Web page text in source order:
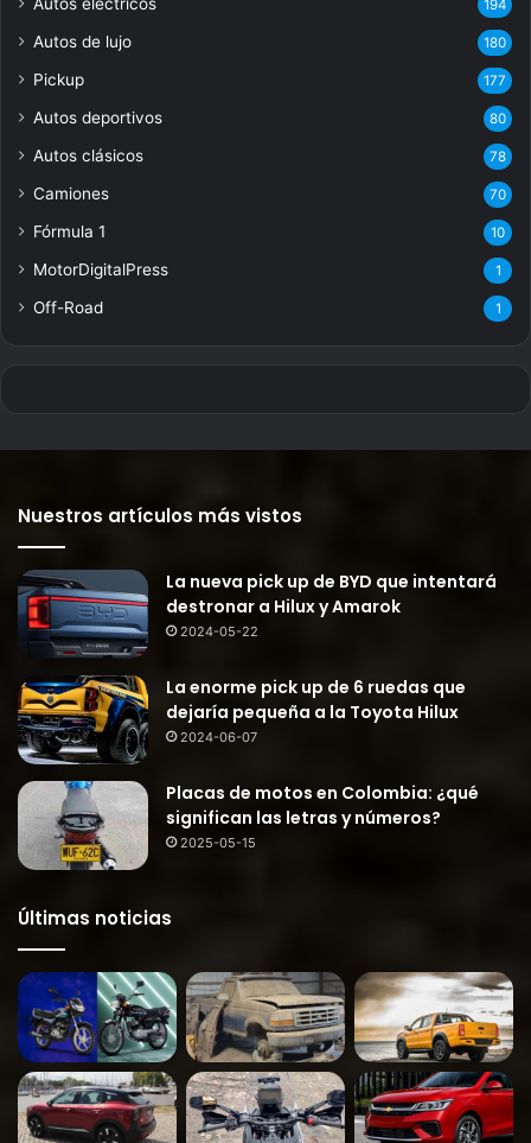
194
Autos de lujo 180
Pickup 177
Autos deportivos 80
Autos clásicos 78
Camiones 70
Fórmula 1 10
MotorDigitalPress 1
Off-Road 1
Nuestros artículos más vistos
La nueva pick up de BYD que intentará
destronar a Hilux y Amarok
2024-05-22
La enorme pick up de 6 ruedas que
dejaría pequeña a la Toyota Hilux
2024-06-07
Placas de motos en Colombia: ¿qué
significan las letras y números?
2025-05-15
Últimas noticias